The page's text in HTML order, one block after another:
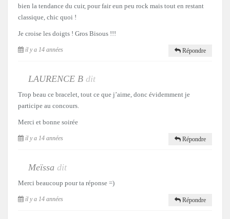
bien la tendance du cuir, pour fair eun peu rock mais tout en restant
classique, chic quoi !
Je croise les doigts ! Gros Bisous !!!
il y a 14 années Répondre
LAURENCE B dit
Trop beau ce bracelet, tout ce que j’aime, donc évidemment je
participe au concours.
Merci et bonne soirée
il y a 14 années Répondre
Meïssa dit
Merci beaucoup pour ta réponse =)
il y a 14 années Répondre